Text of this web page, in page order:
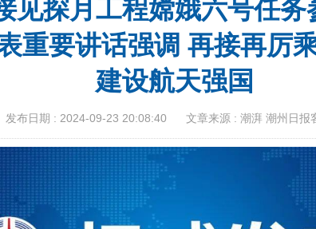
见探月工程嫦娥六号任务
重要讲话强调 再接再厉
建设航天强国
发布日期 : 2024-09-23 20:08:40 文章来源 : 潮湃 潮州日报